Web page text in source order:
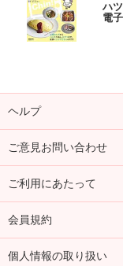
ハ
電
ヘルプ
ご意見お問い合わせ
ご利用にあたって
会員規約
個人情報の取り扱い